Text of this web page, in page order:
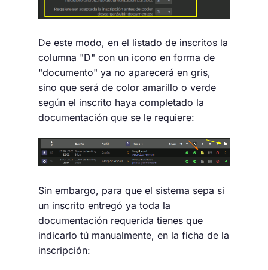
De este modo, en el listado de inscritos la
columna "D" con un icono en forma de
"documento" ya no aparecerá en gris,
sino que será de color amarillo o verde
según el inscrito haya completado la
documentación que se le requiere:
Sin embargo, para que el sistema sepa si
un inscrito entregó ya toda la
documentación requerida tienes que
indicarlo tú manualmente, en la ficha de la
inscripción: